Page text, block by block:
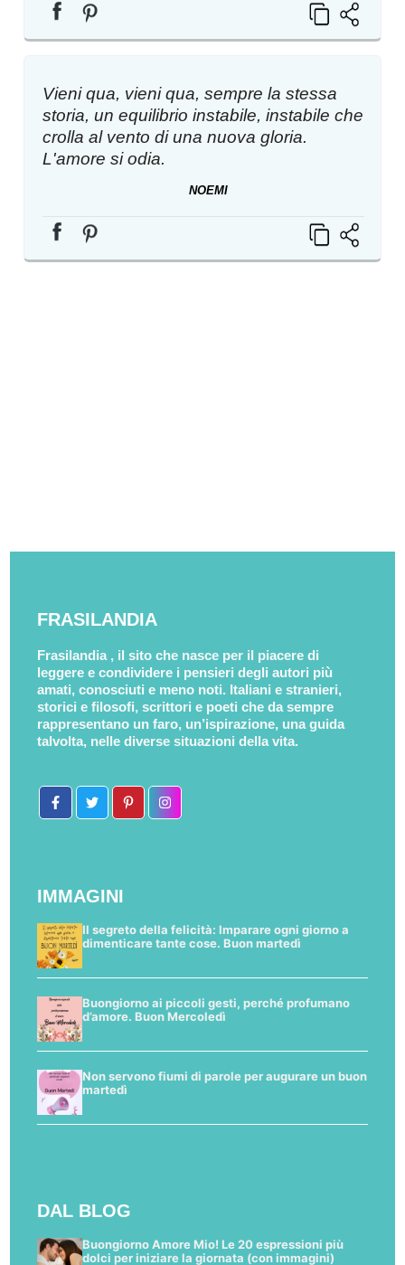
Vieni qua, vieni qua, sempre la stessa
storia, un equilibrio instabile, instabile che
crolla al vento di una nuova gloria.
L'amore si odia.
NOEMI
FRASILANDIA
Frasilandia , il sito che nasce per il piacere di
leggere e condividere i pensieri degli autori più
amati, conosciuti e meno noti. Italiani e stranieri,
storici e filosofi, scrittori e poeti che da sempre
rappresentano un faro, un’ispirazione, una guida
talvolta, nelle diverse situazioni della vita.
IMMAGINI
Il segreto della felicità: Imparare ogni giorno a
dimenticare tante cose. Buon martedì
Buongiorno ai piccoli gesti, perché profumano
d’amore. Buon Mercoledì
Non servono fiumi di parole per augurare un buon
martedì
DAL BLOG
Buongiorno Amore Mio! Le 20 espressioni più
dolci per iniziare la giornata (con immagini)